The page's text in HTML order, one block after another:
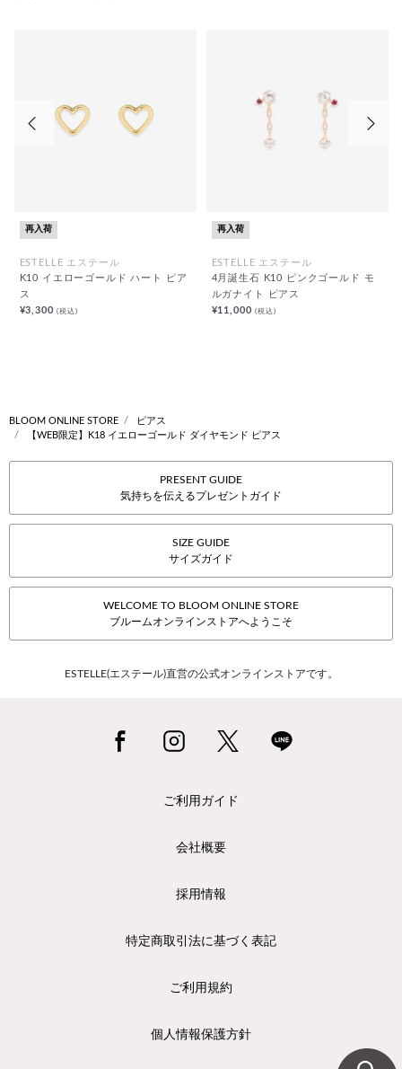
再入荷
ESTELLE エステール
K10 イエローゴールド ハート ピア
ス
¥3,300(税込)
再入荷
ESTELLE エステール
4月誕生石 K10 ピンクゴールド モ
ルガナイト ピアス
¥11,000(税込)
前の画像
BLOOM ONLINE STORE
ピアス
【WEB限定】K18 イエローゴールド ダイヤモンド ピアス
PRESENT GUIDE
気持ちを伝えるプレゼントガイド
SIZE GUIDE
サイズガイド
WELCOME TO BLOOM ONLINE STORE
ブルームオンラインストアへようこそ
ESTELLE(エステール)直営の公式オンラインストアです。
ご利用ガイド
会社概要
採用情報
特定商取引法に基づく表記
ご利用規約
個人情報保護方針